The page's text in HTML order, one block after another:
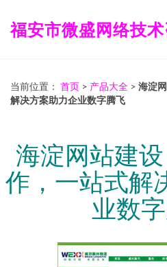
福安市微盛网络技
当前位置： 首页 > 产品大全 > 海淀
解决方案助力企业数字腾飞
海淀网站建
作，一站式解
业数